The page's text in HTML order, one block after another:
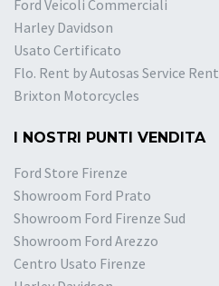
Ford Veicoli Commerciali
Harley Davidson
Usato Certificato
Flo. Rent by Autosas Service Rent
Brixton Motorcycles
I NOSTRI PUNTI VENDITA
Ford Store Firenze
Showroom Ford Prato
Showroom Ford Firenze Sud
Showroom Ford Arezzo
Centro Usato Firenze